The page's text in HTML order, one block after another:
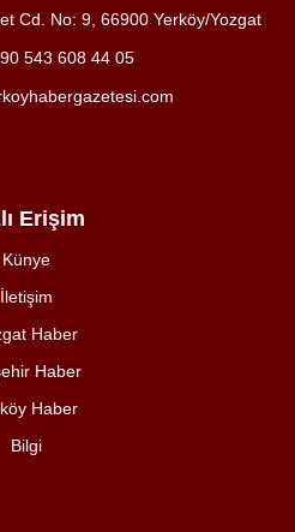
Cd. No: 9, 66900 Yerköy/Yozgat
543 608 44 05
Erişim
Künye
İletişim
Haber
Haber
Haber
Bilgi